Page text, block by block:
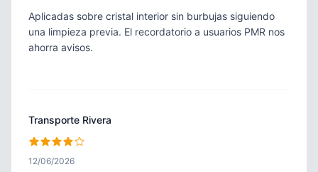
Aplicadas sobre cristal interior sin burbujas siguiendo
una limpieza previa. El recordatorio a usuarios PMR nos
ahorra avisos.
Transporte Rivera
12/06/2026